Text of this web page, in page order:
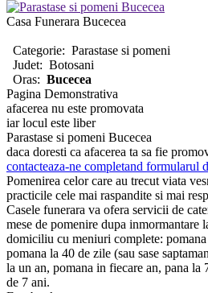
Casa Funerara Bucecea
Categorie: Parastase si pomeni
Judet: Botosani
Oras: Bucecea
Pagina Demonstrativa
afacerea nu este promovata
iar locul este liber
Parastase si pomeni Bucecea
daca doresti ca afacerea ta sa fie
contacteaza-ne completand formularul
Pomenirea celor care au trecut viata
practicile cele mai raspandite si mai
Casele funerara va ofera servicii de
mese de pomenire dupa inmormantare
domiciliu cu meniuri complete:
pomana la 40 de zile (sau sase
la un an, pomana in fiecare an, pana la
de 7 ani.